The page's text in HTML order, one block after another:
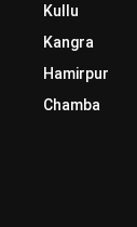
Kullu
Kangra
Hamirpur
Chamba